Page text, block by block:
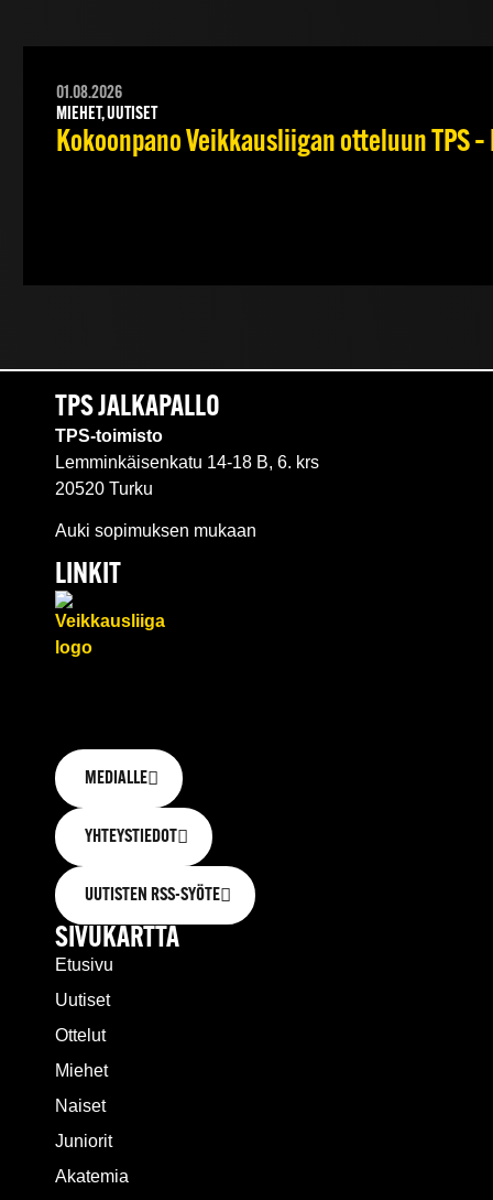
01.08.2026
MIEHET, UUTISET
Kokoonpano Veikkausliigan otteluun TPS
TPS JALKAPALLO
TPS-toimisto
Lemminkäisenkatu 14-18 B, 6. krs
20520 Turku
Auki sopimuksen mukaan
LINKIT
MEDIALLE
YHTEYSTIEDOT
UUTISTEN RSS-SYÖTE
SIVUKARTTA
Etusivu
Uutiset
Ottelut
Miehet
Naiset
Juniorit
Akatemia